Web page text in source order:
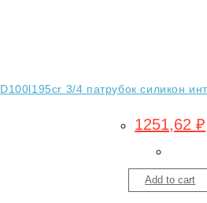
D100l195cr 3/4 патрубок силикон
1251,62₽
Add to cart